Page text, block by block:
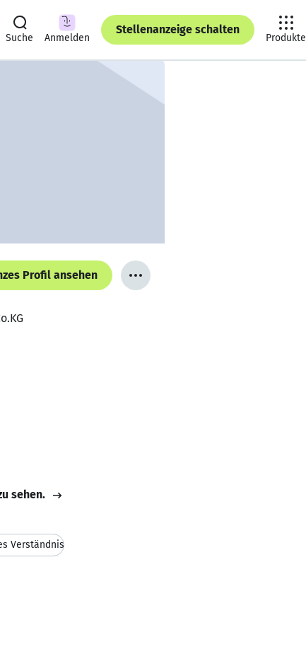
Suche Anmelden
Stellenanzeige schalten
Produkte
Profil ansehen
sehen.
Verständnis